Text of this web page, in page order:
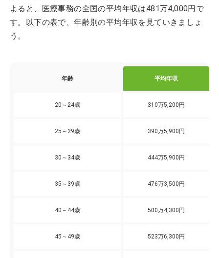
よると、医療事務の全国の平均年収は481万4,000円で
す。以下の表で、年齢別の平均年収を見ていきましょ
う。
年齢 平均年収
20～24歳 310万5,200円
25～29歳 390万5,900円
30～34歳 444万5,900円
35～39歳 476万3,500円
40～44歳 500万4,300円
45～49歳 523万6,300円